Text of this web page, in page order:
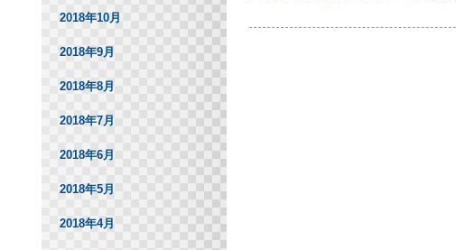
2018年10月
2018年9月
2018年8月
2018年7月
2018年6月
2018年5月
2018年4月